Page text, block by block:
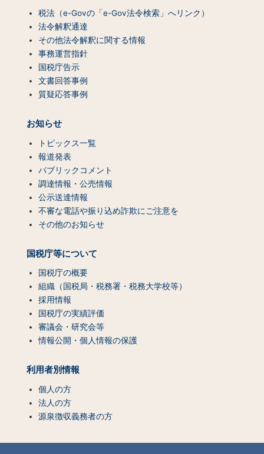
税法（e-Govの「e-Gov法令検索」へリンク）
法令解釈通達
その他法令解釈に関する情報
事務運営指針
国税庁告示
文書回答事例
質疑応答事例
お知らせ
トピックス一覧
報道発表
パブリックコメント
調達情報・公売情報
公示送達情報
不審な電話や振り込め詐欺にご注意を
その他のお知らせ
国税庁等について
国税庁の概要
組織（国税局・税務署・税務大学校等）
採用情報
国税庁の実績評価
審議会・研究会等
情報公開・個人情報の保護
利用者別情報
個人の方
法人の方
源泉徴収義務者の方